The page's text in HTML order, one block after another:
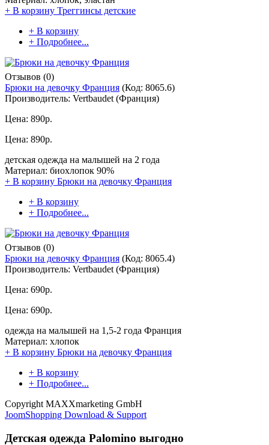
+ В корзину Треггинсы детские
+ В корзину
+ Подробнее...
Отзывов (0)
Брюки на девочку Франция (Код: 8065.6)
Производитель: Vertbaudet (Франция)
Цена: 890р.
Цена: 890р.
детская одежда на малышей на 2 года
Материал: биохлопок 90%
+ В корзину Брюки на девочку Франция
+ В корзину
+ Подробнее...
Отзывов (0)
Брюки на девочку Франция (Код: 8065.4)
Производитель: Vertbaudet (Франция)
Цена: 690р.
Цена: 690р.
одежда на малышей на 1,5-2 года Франция
Материал: хлопок
+ В корзину Брюки на девочку Франция
+ В корзину
+ Подробнее...
Copyright MAXXmarketing GmbH
JoomShopping Download & Support
Детская одежда Palomino выгодно